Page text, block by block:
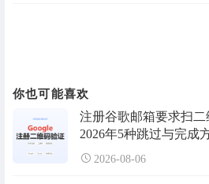
你也可能喜欢
注册谷歌邮箱要求扫二
2026年5种跳过与完成
2026-08-06